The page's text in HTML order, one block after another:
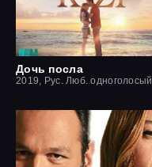
Дочь посла
2019, Рус. Люб. одноголосый